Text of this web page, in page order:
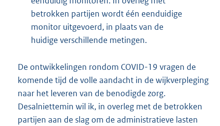
betrokken partijen wordt één eenduidige
monitor uitgevoerd, in plaats van de
huidige verschillende metingen.
De ontwikkelingen rondom COVID-19 vragen de
komende tijd de volle aandacht in de wijkverpleging
naar het leveren van de benodigde zorg.
Desalniettemin wil ik, in overleg met de betrokken
partijen aan de slag om de administratieve lasten